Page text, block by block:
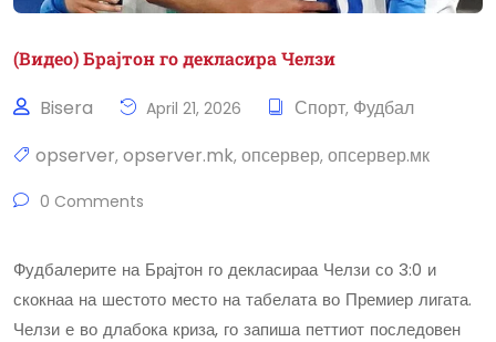
(Видео) Брајтон го декласира Челзи
Bisera April 21, 2026 Спорт, Фудбал
opserver, opserver.mk, опсервер, опсервер.мк
0 Comments
Фудбалерите на Брајтон го декласираа Челзи со 3:0 и
скокнаа на шестото место на табелата во Премиер лигата.
Челзи е во длабока криза, го запиша петтиот последовен